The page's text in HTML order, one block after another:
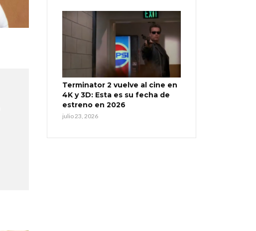
Terminator 2 vuelve al cine en
4K y 3D: Esta es su fecha de
estreno en 2026
julio 23, 2026